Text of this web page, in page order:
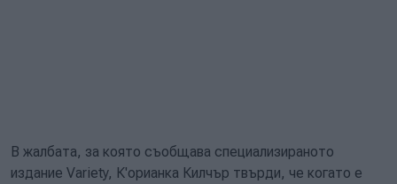
В жалбата, за която съобщава специализираното
издание Variety, К'орианка Килчър твърди, че когато е